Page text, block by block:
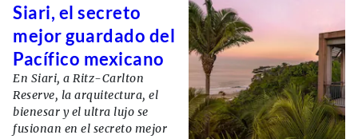
Siari, el secreto
mejor guardado del
Pacífico mexicano
En Siari, a Ritz-Carlton
Reserve, la arquitectura, el
bienesar y el ultra lujo se
fusionan en el secreto mejor